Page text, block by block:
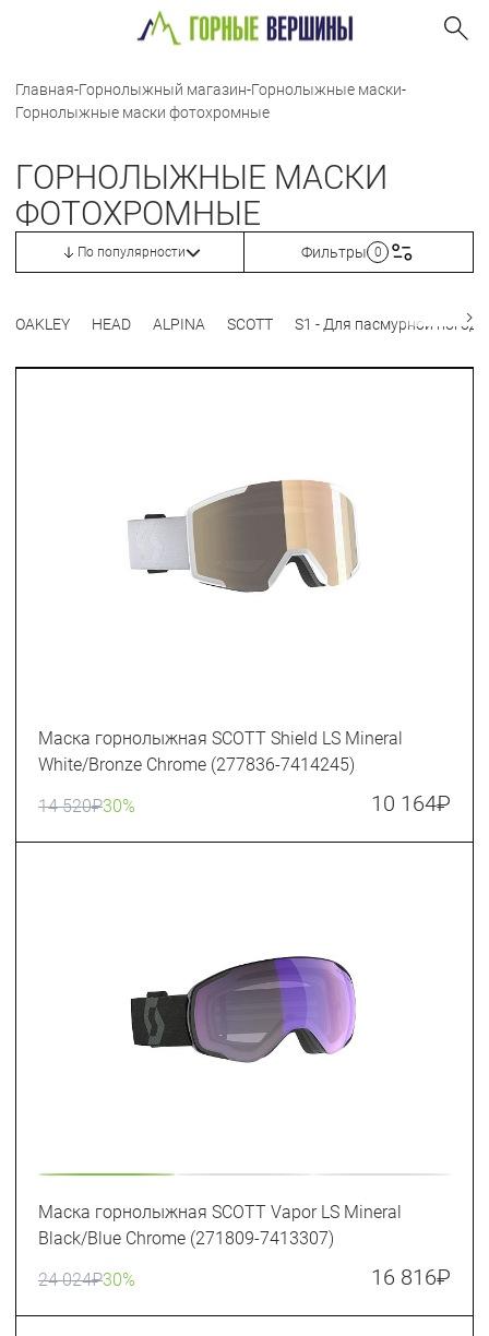
Главная-Горнолыжный магазин-Горнолыжные маски-
Горнолыжные маски фотохромные
ГОРНОЛЫЖНЫЕ МАСКИ
ФОТОХРОМНЫЕ
По популярности Фильтры 0
OAKLEY HEAD ALPINA SCOTT S1 - Для пасмурной погоды
Маска горнолыжная SCOTT Shield LS Mineral
White/Bronze Chrome (277836-7414245)
14 520₽30% 10 164₽
Маска горнолыжная SCOTT Vapor LS Mineral
Black/Blue Chrome (271809-7413307)
24 024₽30% 16 816₽